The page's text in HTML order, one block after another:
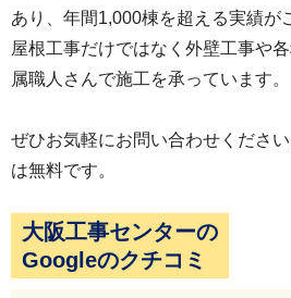
外壁塗装は最初高圧洗浄を行
あり、年間1,000棟を超える実績が
屋根工事だけではなく外壁工事や
属職人さんで施工を承っています。
ぜひお気軽にお問い合わせくださ
は無料です。
大阪工事センターの
Googleのクチコミ